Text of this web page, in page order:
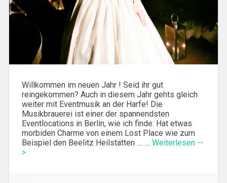
Willkommen im neuen Jahr ! Seid ihr gut
reingekommen? Auch in diesem Jahr gehts gleich
weiter mit Eventmusik an der Harfe! Die
Musikbrauerei ist einer der spannendsten
Eventlocations in Berlin, wie ich finde: Hat etwas
morbiden Charme von einem Lost Place wie zum
Beispiel den Beelitz Heilstätten .... … Weiterlesen --
>